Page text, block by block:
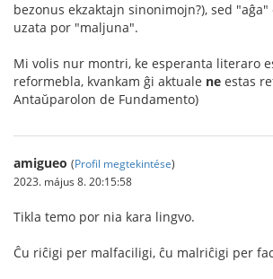
bezonus ekzaktajn sinonimojn?), sed
uzata por "maljuna".
Mi volis nur montri, ke esperanta literaro
reformebla, kvankam ĝi aktuale ne estas
Antaŭparolon de Fundamento)
amigueo (Profil megtekintése)
2023. május 8. 20:15:58
Tikla temo por nia kara lingvo.
Ĉu riĉigi per malfaciligi, ĉu malriĉigi per